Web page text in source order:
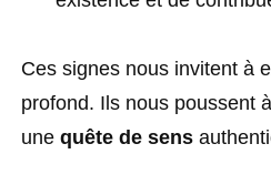
Ces signes nous invitent à
profond. Ils nous poussent
une quête de sens